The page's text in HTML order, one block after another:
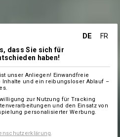
DE
FR
dass Sie sich für
haben!
unser Anliegen! Einwandfreie
Inhalte und ein reibungsloser Ablauf –
zur Nutzung für Tracking
und den Einsatz von
personalisierter Werbung.